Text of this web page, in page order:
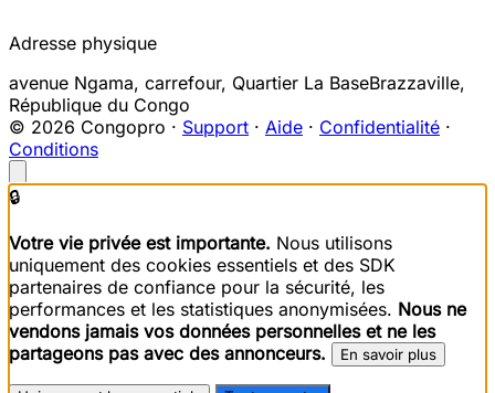
Adresse physique
avenue Ngama, carrefour, Quartier La BaseBrazzaville,
République du Congo
© 2026 Congopro · Support · Aide · Confidentialité ·
Conditions
🔒
Votre vie privée est importante. Nous utilisons
uniquement des cookies essentiels et des SDK
partenaires de confiance pour la sécurité, les
performances et les statistiques anonymisées. Nous ne
vendons jamais vos données personnelles et ne les
partageons pas avec des annonceurs.
En savoir plus